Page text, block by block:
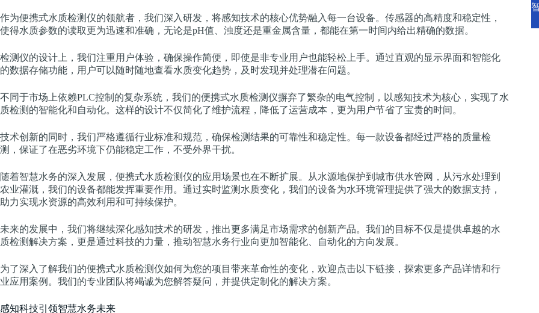
作为便携式水质检测仪的领航者，我们深入研发，将感知技术的核心优势融入每一台设备。传感器的高精度和稳定性，
使得水质参数的读取更为迅速和准确，无论是pH值、浊度还是重金属含量，都能在第一时间内给出精确的数据。
检测仪的设计上，我们注重用户体验，确保操作简便，即使是非专业用户也能轻松上手。通过直观的显示界面和智能化
的数据存储功能，用户可以随时随地查看水质变化趋势，及时发现并处理潜在问题。
不同于市场上依赖PLC控制的复杂系统，我们的便携式水质检测仪摒弃了繁杂的电气控制，以感知技术为核心，实现了水
质检测的智能化和自动化。这样的设计不仅简化了维护流程，降低了运营成本，更为用户节省了宝贵的时间。
技术创新的同时，我们严格遵循行业标准和规范，确保检测结果的可靠性和稳定性。每一款设备都经过严格的质量检
测，保证了在恶劣环境下仍能稳定工作，不受外界干扰。
随着智慧水务的深入发展，便携式水质检测仪的应用场景也在不断扩展。从水源地保护到城市供水管网，从污水处理到
农业灌溉，我们的设备都能发挥重要作用。通过实时监测水质变化，我们的设备为水环境管理提供了强大的数据支持，
助力实现水资源的高效利用和可持续保护。
未来的发展中，我们将继续深化感知技术的研发，推出更多满足市场需求的创新产品。我们的目标不仅是提供卓越的水
质检测解决方案，更是通过科技的力量，推动智慧水务行业向更加智能化、自动化的方向发展。
为了深入了解我们的便携式水质检测仪如何为您的项目带来革命性的变化，欢迎点击以下链接，探索更多产品详情和行
业应用案例。我们的专业团队将竭诚为您解答疑问，并提供定制化的解决方案。
感知科技引领智慧水务未来